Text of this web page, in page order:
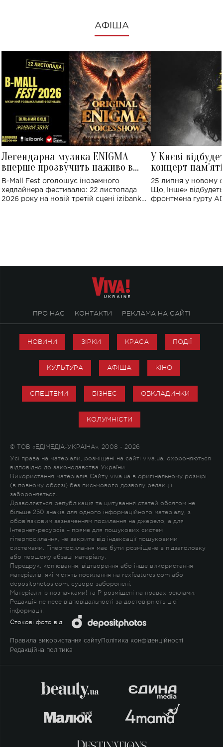
АФІША
Легендарна музика ENIGMA
вперше прозвучить наживо в
Україні: де відбудеться концерт
B-Mall Fest оголошує іноземного
хедлайнера фестивалю: 22 листопада
2026 року на новій третій сцені izibank
У Києві
концерт
Клименка:
виконають
25 липня у новому
Що, Інше»
фронтмена гурту
ПРО НАС КОНТАКТИ РЕКЛАМА НА САЙТІ
НОВИНИ ЗІРКИ КРАСА ПОДІЇ
КУЛЬТУРА АФІША КІНО
СПЕЦТЕМИ БІЗНЕС ОБКЛАДИНКИ
КОЛУМНІСТИ
© ТОВ «ЕДІМЕДІА-УКРАЇНА», 2008 - 2026
Усі права на матеріали, розміщені на сайті viva.ua, охороняються
відповідно до законодавства України.
Використання матеріалів Сайту viva.ua в оригінальному розмірі
(в повному обсязі) без письмового дозволу редакції
забороняється.
Дозволяється републікація та цитування статей обсягом не
більше 250 знаків для одного інформаційного матеріалу, з
обов'язковим зазначенням посилання на джерело, а для
Інтернет-ресурсів – пряме для пошукових систем
гіперпосилання, не закрите від індексації пошуковими
системами. Гіперпосилання має бути розміщене в підзаголовку
або першому абзаці матеріалу.
Передрук, копіювання, відтворення або інше використання
матеріалів, які містять посилання на rexfeatures.com або
depositphotos.com, суворо заборонені.
Матеріали із позначками! та P розміщені на правах реклами.
Редакція не несе відповідальності за достовірність цієї
інформації.
Стокові фото від:
Правила використання сайту Політика конфіденційності
Редакційна політика